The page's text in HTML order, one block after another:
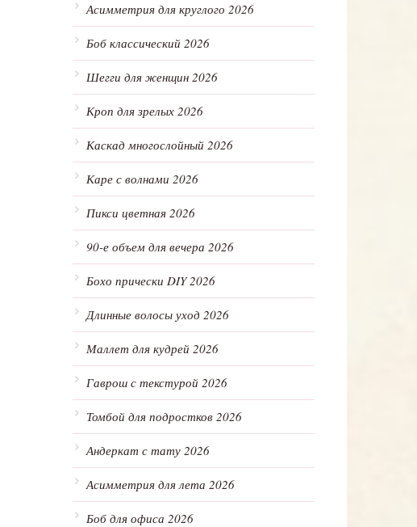
Асимметрия для круглого 2026
Боб классический 2026
Шегги для женщин 2026
Кроп для зрелых 2026
Каскад многослойный 2026
Каре с волнами 2026
Пикси цветная 2026
90-е объем для вечера 2026
Бохо прически DIY 2026
Длинные волосы уход 2026
Маллет для кудрей 2026
Гаврош с текстурой 2026
Томбой для подростков 2026
Андеркат с тату 2026
Асимметрия для лета 2026
Боб для офиса 2026